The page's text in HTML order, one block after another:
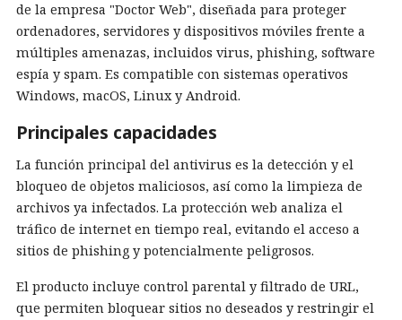
de la empresa "Doctor Web", diseñada para proteger
ordenadores, servidores y dispositivos móviles frente a
múltiples amenazas, incluidos virus, phishing, software
espía y spam. Es compatible con sistemas operativos
Windows, macOS, Linux y Android.
Principales capacidades
La función principal del antivirus es la detección y el
bloqueo de objetos maliciosos, así como la limpieza de
archivos ya infectados. La protección web analiza el
tráfico de internet en tiempo real, evitando el acceso a
sitios de phishing y potencialmente peligrosos.
El producto incluye control parental y filtrado de URL,
que permiten bloquear sitios no deseados y restringir el